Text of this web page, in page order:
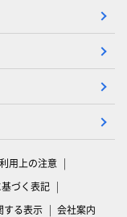
用上の注意
づく表記
する表示 会社案内